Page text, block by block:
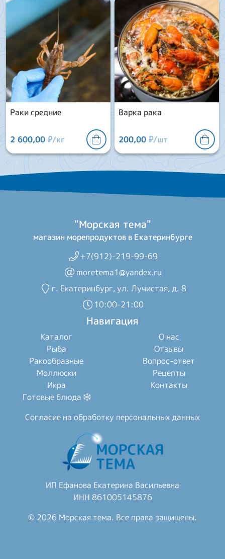
Раки средние
2 600,00 ₽/кг
Варка рака
200,00 ₽/шт
"Морская тема"
магазин морепродуктов в Екатеринбурге
+7(912)-219-99-69
moretema1@yandex.ru
г. Екатеринбург, ул. Лучистая, д. 8
10:00-21:00
Навигация
Каталог
Рыба
Ракообразные
Моллюски
Икра
Готовые блюда
О нас
Отзывы
Вопрос-ответ
Рецепты
Контакты
Согласие на обработку персональных данных
ИП Ефанова Екатерина Васильевна
ИНН 861005145876
© 2026 Морская тема. Все права защищены.